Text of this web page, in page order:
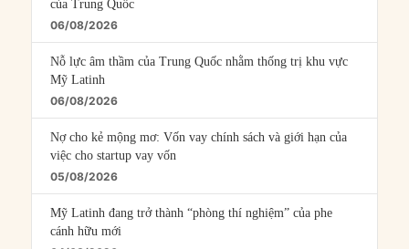
của Trung Quốc
06/08/2026
Nỗ lực âm thầm của Trung Quốc nhằm thống trị khu vực
Mỹ Latinh
06/08/2026
Nợ cho kẻ mộng mơ: Vốn vay chính sách và giới hạn của
việc cho startup vay vốn
05/08/2026
Mỹ Latinh đang trở thành “phòng thí nghiệm” của phe
cánh hữu mới